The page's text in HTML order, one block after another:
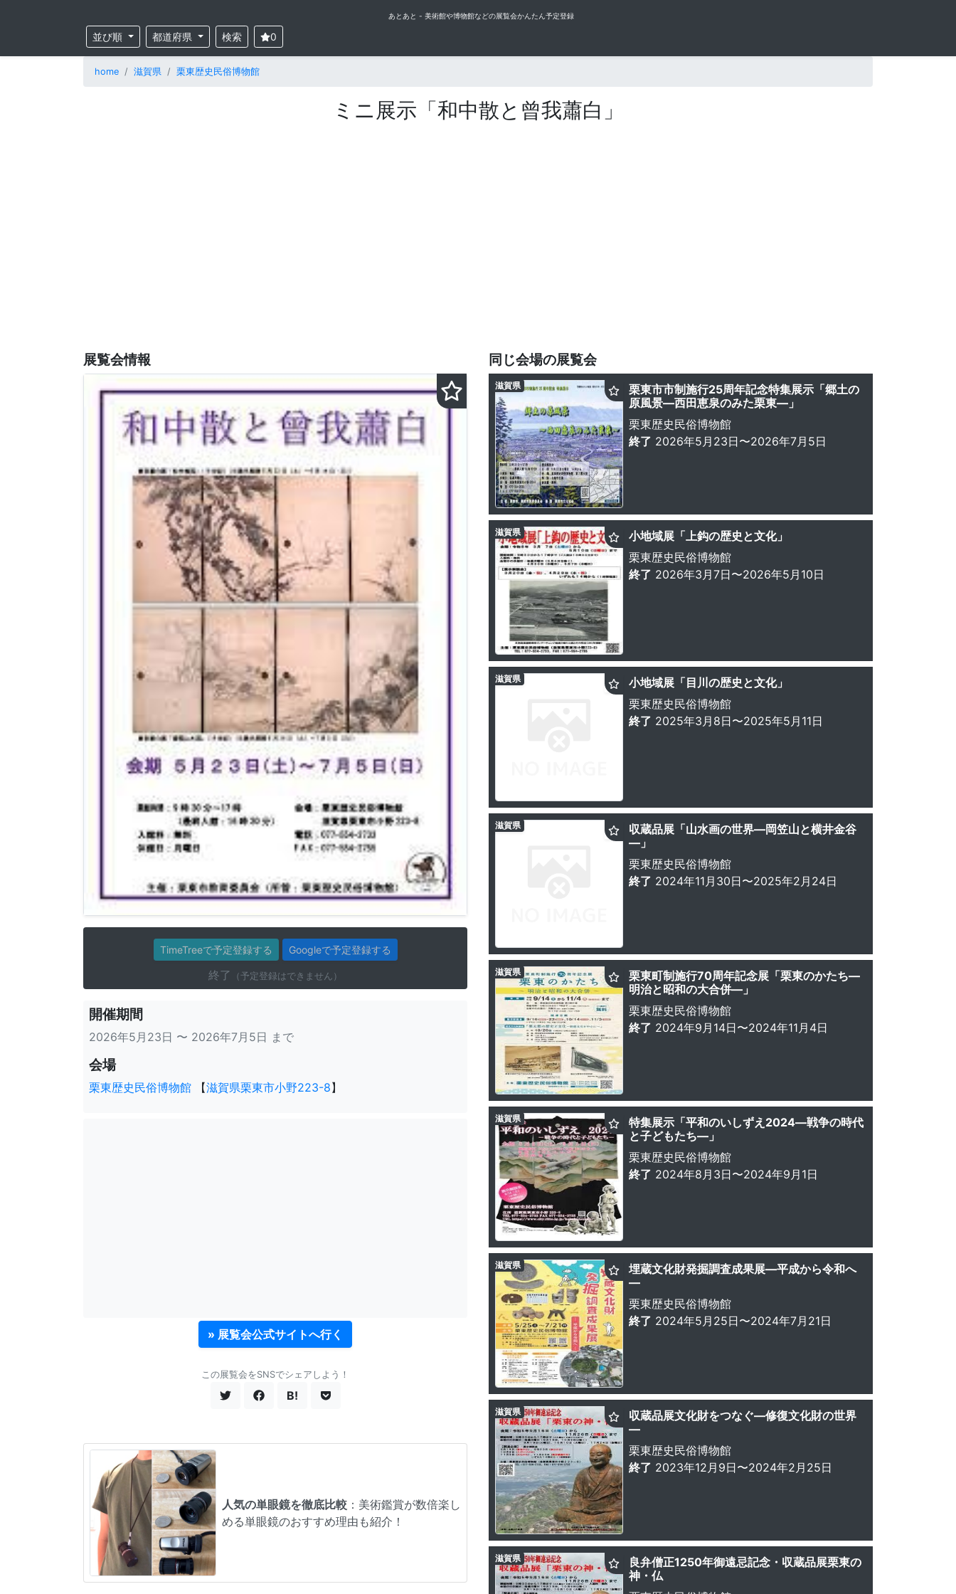
あとあと - 美術館や博物館などの展覧会かんたん予定登録
並び順 都道府県 検索 0
home 滋賀県 栗東歴史民俗博物館
ミニ展示「和中散と曾我蕭白」
展覧会情報
TimeTreeで予定登録する Googleで予定登録する
終了 （予定登録はできません）
開催期間
2026年5月23日 〜 2026年7月5日 まで
会場
栗東歴史民俗博物館 【滋賀県栗東市小野223-8】
» 展覧会公式サイトへ行く
この展覧会をSNSでシェアしよう！
B!
人気の単眼鏡を徹底比較 ：美術鑑賞が数倍楽し
める単眼鏡のおすすめ理由も紹介！
同じ会場の展覧会
栗東市市制施行25周年記念特集展示「郷土の
原風景―西田恵泉のみた栗東―」
栗東歴史民俗博物館
終了 2026年5月23日〜2026年7月5日
滋賀県
小地域展「上鈎の歴史と文化」
栗東歴史民俗博物館
終了 2026年3月7日〜2026年5月10日
滋賀県
小地域展「目川の歴史と文化」
栗東歴史民俗博物館
終了 2025年3月8日〜2025年5月11日
滋賀県
収蔵品展「山水画の世界―岡笠山と横井金谷
―」
栗東歴史民俗博物館
終了 2024年11月30日〜2025年2月24日
滋賀県
栗東町制施行70周年記念展「栗東のかたち―
明治と昭和の大合併―」
栗東歴史民俗博物館
終了 2024年9月14日〜2024年11月4日
滋賀県
特集展示「平和のいしずえ2024―戦争の時代
と子どもたち―」
栗東歴史民俗博物館
終了 2024年8月3日〜2024年9月1日
滋賀県
埋蔵文化財発掘調査成果展―平成から令和へ
―
栗東歴史民俗博物館
終了 2024年5月25日〜2024年7月21日
滋賀県
収蔵品展文化財をつなぐ—修復文化財の世界
—
栗東歴史民俗博物館
終了 2023年12月9日〜2024年2月25日
滋賀県
良弁僧正1250年御遠忌記念・収蔵品展栗東の
神・仏
滋賀県